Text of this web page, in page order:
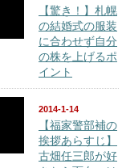
【驚き！】札幌
の結婚式の服装
に合わせず自分
の株を上げるポ
イント
2014-1-14
【福家警部補の
挨拶あらすじ】
古畑任三郎が好